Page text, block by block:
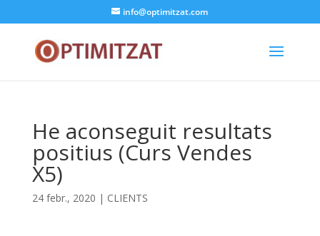
info@optimitzat.com
He aconseguit resultats
positius (Curs Vendes
X5)
24 febr., 2020 | CLIENTS